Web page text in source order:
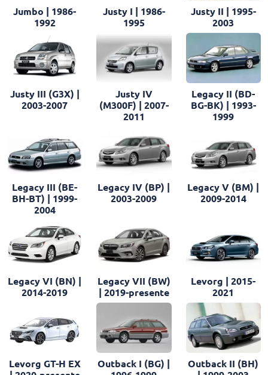
Jumbo | 1986-
1992
Justy I | 1986-
1995
Justy II | 1995-
2003
Justy III (G3X) |
2003-2007
Justy IV
(M300F) | 2007-
2011
Legacy II (BD-
BG-BK) | 1993-
1999
Legacy III (BE-
BH-BT) | 1999-
2004
Legacy IV (BP) |
2003-2009
Legacy V (BM) |
2009-2014
Legacy VI (BN) |
2014-2019
Legacy VII (BW)
| 2019-presente
Levorg | 2015-
2021
Levorg GT-H EX
Outback I (BG) |
Outback II (BH)